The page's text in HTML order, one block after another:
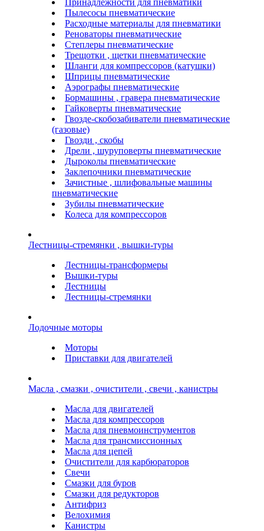
Принадлежности для пневматики
Пылесосы пневматические
Расходные материалы для пневматики
Реноваторы пневматические
Степлеры пневматические
Трещотки , щетки пневматические
Шланги для компрессоров (катушки)
Шприцы пневматические
Аэрографы пневматические
Бормашины , гравера пневматические
Гайковерты пневматические
Гвозде-скобозабиватели пневматические
(газовые)
Гвозди , скобы
Дрели , шуруповерты пневматические
Дыроколы пневматические
Заклепочники пневматические
Зачистные , шлифовальные машины
пневматические
Зубилы пневматические
Колеса для компрессоров
Лестницы-стремянки , вышки-туры
Лестницы-трансформеры
Вышки-туры
Лестницы
Лестницы-стремянки
Лодочные моторы
Моторы
Приставки для двигателей
Масла , смазки , очистители , свечи , канистры
Масла для двигателей
Масла для компрессоров
Масла для пневмоинструментов
Масла для трансмиссионных
Масла для цепей
Очистители для карбюраторов
Свечи
Смазки для буров
Смазки для редукторов
Антифриз
Велохимия
Канистры